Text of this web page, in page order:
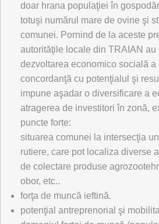
doar hrana populaţiei în
totuşi numărul mare de ovine şi
comunei. Pornind de la aceste
autorităţile locale din TRAIAN au
dezvoltarea economico socială a
concordanţă cu potenţialul şi
impune aşadar o diversificare a
atragerea de investitori în zonă,
puncte forte:
situarea comunei la intersecţia
rutiere, care pot localiza diverse
de colectare produse
obor, etc..
forţa de muncă ieftină.
potenţial antreprenorial şi